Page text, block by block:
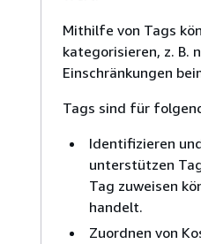
Mithilfe von Tags
kategorisieren, z. B.
Einschränkungen
Tags sind für
Identifizieren
unterstützen
Tag zuweisen
handelt.
Zuordnen von